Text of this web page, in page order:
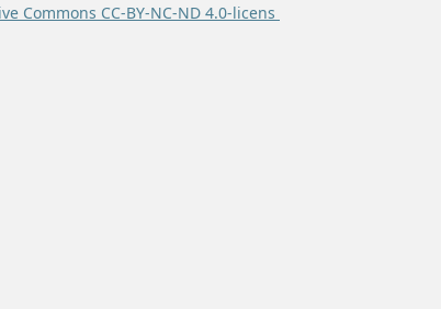
Commons CC-BY-NC-ND 4.0-licens